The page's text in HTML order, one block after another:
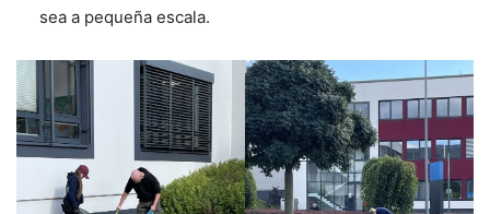
sea a pequeña escala.